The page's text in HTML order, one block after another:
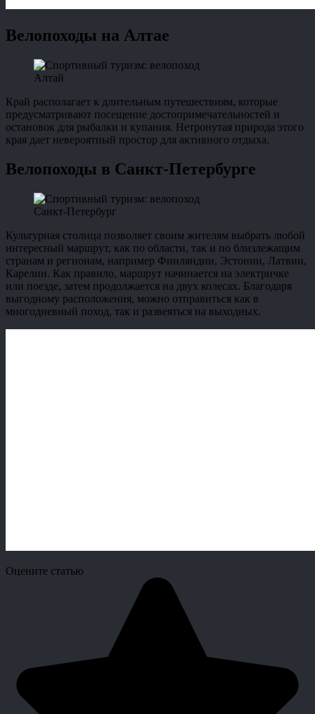
Велопоходы на Алтае
Алтай
Край располагает к длительным путешествиям, которые
предусматривают посещение достопримечательностей и
остановок для рыбалки и купания. Нетронутая природа этого
края дает невероятный простор для активного отдыха.
Велопоходы в Санкт-Петербурге
Санкт-Петербург
Культурная столица позволяет своим жителям выбрать любой
интересный маршрут, как по области, так и по близлежащим
странам и регионам, например Финляндии, Эстонии, Латвии,
Карелии. Как правило, маршрут начинается на электричке
или поезде, затем продолжается на двух колесах. Благодаря
выгодному расположения, можно отправиться как в
многодневный поход, так и развеяться на выходных.
Оцените статью